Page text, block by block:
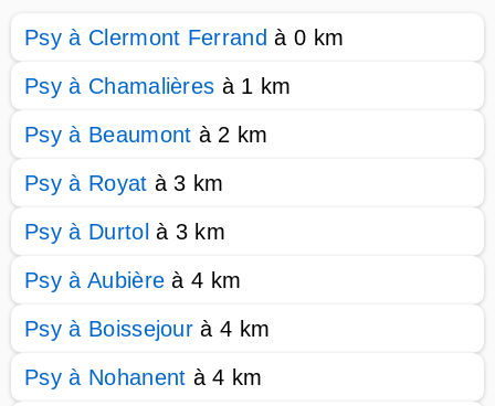
Psy à Clermont Ferrand à 0 km
Psy à Chamalières à 1 km
Psy à Beaumont à 2 km
Psy à Royat à 3 km
Psy à Durtol à 3 km
Psy à Aubière à 4 km
Psy à Boissejour à 4 km
Psy à Nohanent à 4 km